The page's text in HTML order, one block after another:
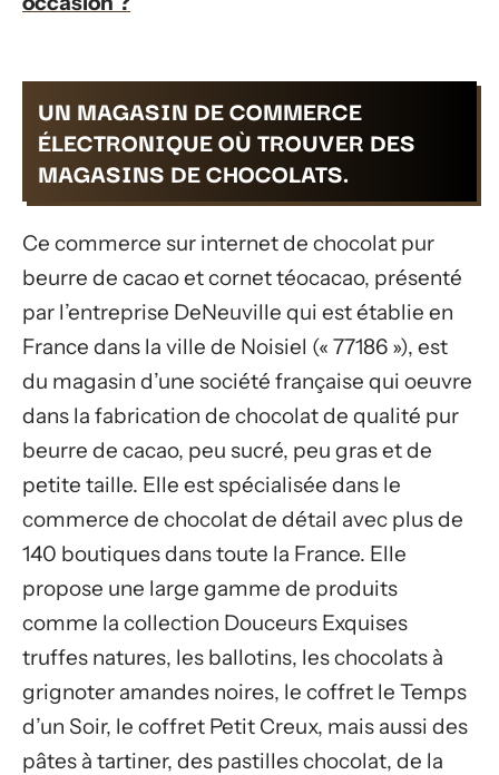
UN MAGASIN DE COMMERCE
ÉLECTRONIQUE OÙ TROUVER DES
MAGASINS DE CHOCOLATS.
Ce commerce sur internet de chocolat pur
beurre de cacao et cornet téocacao, présenté
par l’entreprise DeNeuville qui est établie en
France dans la ville de Noisiel (« 77186 »), est
du magasin d’une société française qui oeuvre
dans la fabrication de chocolat de qualité pur
beurre de cacao, peu sucré, peu gras et de
petite taille. Elle est spécialisée dans le
commerce de chocolat de détail avec plus de
140 boutiques dans toute la France. Elle
propose une large gamme de produits
comme la collection Douceurs Exquises
truffes natures, les ballotins, les chocolats à
grignoter amandes noires, le coffret le Temps
d’un Soir, le coffret Petit Creux, mais aussi des
pâtes à tartiner, des pastilles chocolat, de la